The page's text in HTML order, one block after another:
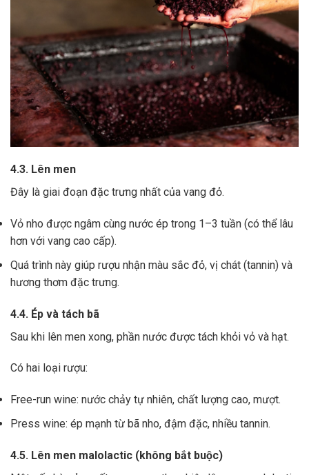
4.3. Lên men
Đây là giai đoạn đặc trưng nhất của vang đỏ.
Vỏ nho được ngâm cùng nước ép trong 1–3 tuần (có thể lâu
hơn với vang cao cấp).
Quá trình này giúp rượu nhận màu sắc đỏ, vị chát (tannin) và
hương thơm đặc trưng.
4.4. Ép và tách bã
Sau khi lên men xong, phần nước được tách khỏi vỏ và hạt.
Có hai loại rượu:
Free-run wine: nước chảy tự nhiên, chất lượng cao, mượt.
Press wine: ép mạnh từ bã nho, đậm đặc, nhiều tannin.
4.5. Lên men malolactic (không bắt buộc)